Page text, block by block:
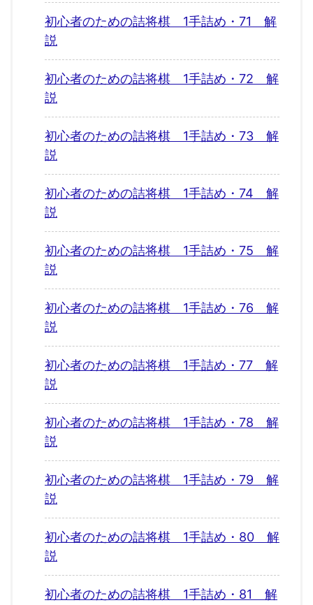
初心者のための詰将棋 1手詰め・71 解
説
初心者のための詰将棋 1手詰め・72 解
説
初心者のための詰将棋 1手詰め・73 解
説
初心者のための詰将棋 1手詰め・74 解
説
初心者のための詰将棋 1手詰め・75 解
説
初心者のための詰将棋 1手詰め・76 解
説
初心者のための詰将棋 1手詰め・77 解
説
初心者のための詰将棋 1手詰め・78 解
説
初心者のための詰将棋 1手詰め・79 解
説
初心者のための詰将棋 1手詰め・80 解
説
初心者のための詰将棋 1手詰め・81 解